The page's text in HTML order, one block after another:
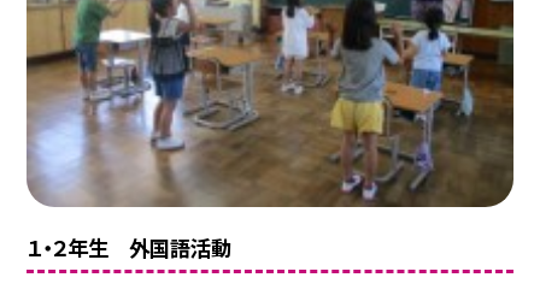
１・２年生 外国語活動